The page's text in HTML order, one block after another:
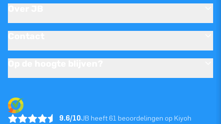
9.6/10JB heeft 61 beoordelingen op Kiyoh